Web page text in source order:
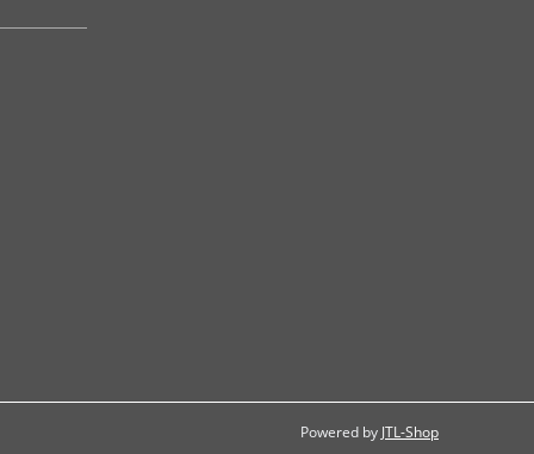
Powered by JTL-Shop